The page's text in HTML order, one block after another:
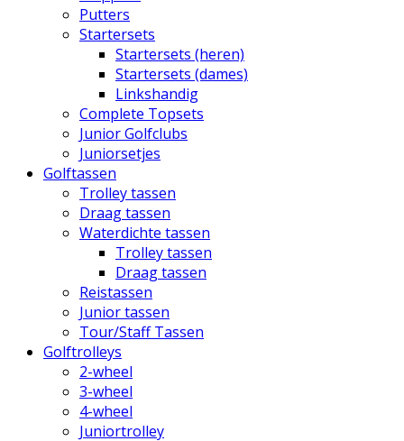
Putters
Startersets
Startersets (heren)
Startersets (dames)
Linkshandig
Complete Topsets
Junior Golfclubs
Juniorsetjes
Golftassen
Trolley tassen
Draag tassen
Waterdichte tassen
Trolley tassen
Draag tassen
Reistassen
Junior tassen
Tour/Staff Tassen
Golftrolleys
2-wheel
3-wheel
4-wheel
Juniortrolley